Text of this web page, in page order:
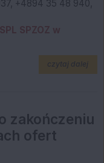
+4894 35 48 940,
czytaj dalejna
zakończeniu
ofert